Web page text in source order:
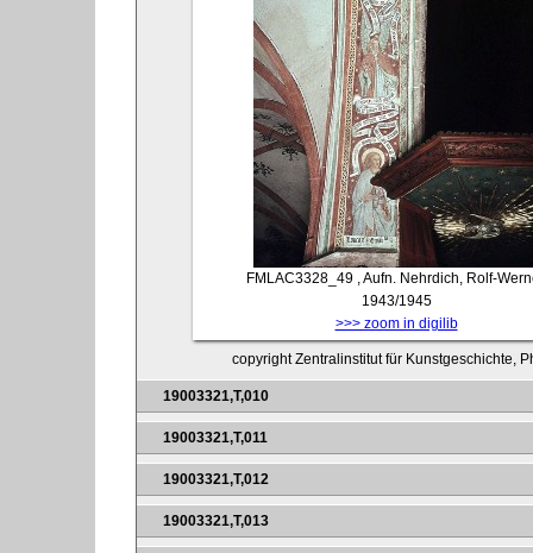
FMLAC3328_49 , Aufn. Nehrdich, Rolf-
1943/1945
>>> zoom in digilib
copyright Zentralinstitut für Kunstgeschichte,
19003321,T,010
19003321,T,011
19003321,T,012
19003321,T,013